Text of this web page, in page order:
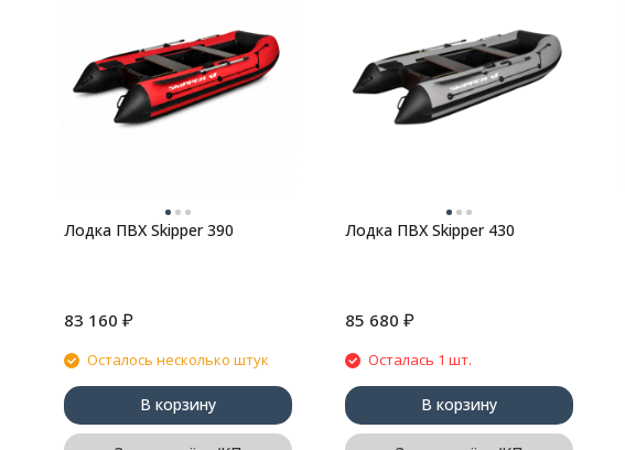
Лодка ПВХ Skipper 390
83 160 ₽
Осталось несколько штук
В корзину
Лодка ПВХ Skipper 430
85 680 ₽
Осталась 1 шт.
В корзину